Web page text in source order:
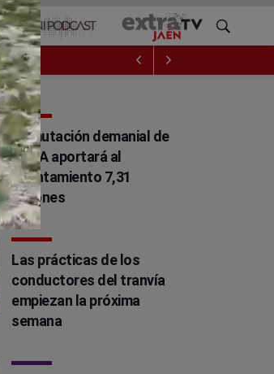
La mutación demanial de
IFEJA aportará al
Ayuntamiento 7,31
millones
Las prácticas de los
conductores del tranvía
empiezan la próxima
semana